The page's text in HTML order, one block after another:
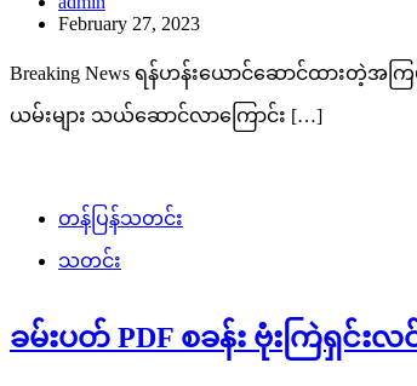
February 27, 2023
Breaking News ရန်ဟန်းယောင်ဆောင်ထားတဲ့
ယမ်းများ သယ်ဆောင်လာကြောင်း […]
တန်ပြန်သတင်း
သတင်း
ခမ်းပတ် PDF စခန်း ဗုံးကြဲရှင်းလ